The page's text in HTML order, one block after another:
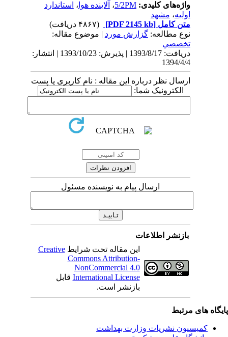
واژه‌های کلیدی:5/2PM، آلاینده هوا،استاندارد
مشهد
متن کامل[PDF 2145 kb]
(۴۸۶۷ دریافت)
نوع مطالعه:گزارش مورد| موضوع مقاله:
تخصصي
دریافت: 1393/8/17 | پذیرش: 1393/10/23 | انتشار:
1394/4/4
ارسال نظر درباره این مقاله : نام کاربری یا پست
الکترونیک شما:
ارسال پیام به نویسنده مسئول
بازنشر اطلاعات
این مقاله تحت شرایطCreative
Commons Attribution-
NonCommercial 4.0
International Licenseقابل
بازنشر است.
مرتبط
نشریات وزارت بهداشت